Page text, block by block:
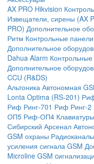
AX PRO Hikvision
Извещатели, сирены (AX
PRO) Дополнительное
Ритм Контрольные панели
Дополнительное
Dahua Alarm
Дополнительное
CCU (R&DS)
Альтоника Автономная
Lonta Optima (RS-201)
Риф Ринг-701 Риф Ринг-2
ОП5 Риф-ОП4
Сибирский Арсенал
GSM охраны
усиления сигнала GSM
Microline GSM